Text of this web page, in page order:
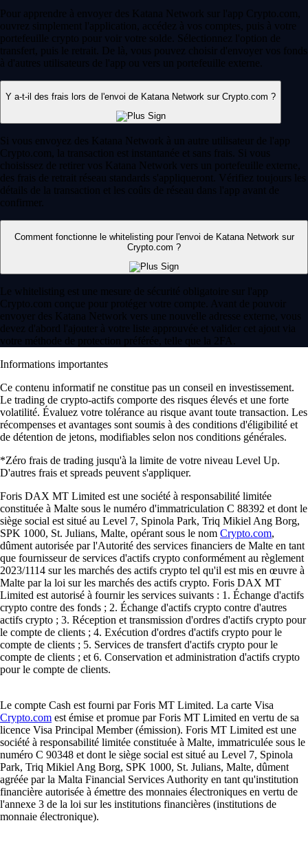
Pour apprendre à envoyer des Katana Network sur l'app Crypto.com,
ouvrez simplement l'application, accédez à vos comptes, puis à votre
portefeuille crypto pour voir votre solde. Sélectionnez l'option de
transfert, puis le retrait. De là, vous pouvez choisir d'envoyer vos fonds
à d'autres utilisateurs de l'app ou vers un portefeuille externe.
Y a-t-il des frais lors de l'envoi de Katana Network sur Crypto.com ?
Si vous envoyez des Katana Network à un autre utilisateur de l'app
Crypto.com, la transaction est instantanée et sans frais. Si vous
choisissez de retirer vos Katana Network vers un portefeuille externe,
des frais de retrait réseau standards s'appliqueront. Vérifiez toujours les
détails de la transaction et les coûts de réseau dans l'app avant de
confirmer.
Comment fonctionne le whitelisting pour l'envoi de Katana Network sur
Crypto.com ?
Le whitelisting est une mesure de sécurité obligatoire sur l'app
Crypto.com conçue pour protéger votre compte. Avant de pouvoir
envoyer des Katana Network vers une nouvelle adresse externe, vous
devez d'abord l'ajouter à votre liste approuvée et valider cet ajout via
votre méthode de protection préférée, telle que la 2FA.
Informations importantes
Ce contenu informatif ne constitue pas un conseil en investissement.
Le trading de crypto-actifs comporte des risques élevés et une forte
volatilité. Évaluez votre tolérance au risque avant toute transaction. Les
récompenses et avantages sont soumis à des conditions d'éligibilité et
de détention de jetons, modifiables selon nos conditions générales.
*Zéro frais de trading jusqu'à la limite de votre niveau Level Up.
D'autres frais et spreads peuvent s'appliquer.
Foris DAX MT Limited est une société à responsabilité limitée
constituée à Malte sous le numéro d'immatriculation C 88392 et dont le
siège social est situé au Level 7, Spinola Park, Triq Mikiel Ang Borg,
SPK 1000, St. Julians, Malte, opérant sous le nom Crypto.com,
dûment autorisée par l'Autorité des services financiers de Malte en tant
que fournisseur de services d'actifs crypto conformément au règlement
2023/1114 sur les marchés des actifs crypto tel qu'il est mis en œuvre à
Malte par la loi sur les marchés des actifs crypto. Foris DAX MT
Limited est autorisé à fournir les services suivants : 1. Échange d'actifs
crypto contre des fonds ; 2. Échange d'actifs crypto contre d'autres
actifs crypto ; 3. Réception et transmission d'ordres d'actifs crypto pour
le compte de clients ; 4. Exécution d'ordres d'actifs crypto pour le
compte de clients ; 5. Services de transfert d'actifs crypto pour le
compte de clients ; et 6. Conservation et administration d'actifs crypto
pour le compte de clients.
Le compte Cash est fourni par Foris MT Limited. La carte Visa
Crypto.com est émise et promue par Foris MT Limited en vertu de sa
licence Visa Principal Member (émission). Foris MT Limited est une
société à responsabilité limitée constituée à Malte, immatriculée sous le
numéro C 90348 et dont le siège social est situé au Level 7, Spinola
Park, Triq Mikiel Ang Borg, SPK 1000, St. Julians, Malte, dûment
agréée par la Malta Financial Services Authority en tant qu'institution
financière autorisée à émettre des monnaies électroniques en vertu de
l'annexe 3 de la loi sur les institutions financières (institutions de
monnaie électronique).